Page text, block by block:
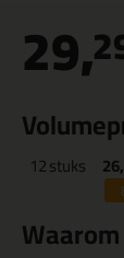
29,
12stuks